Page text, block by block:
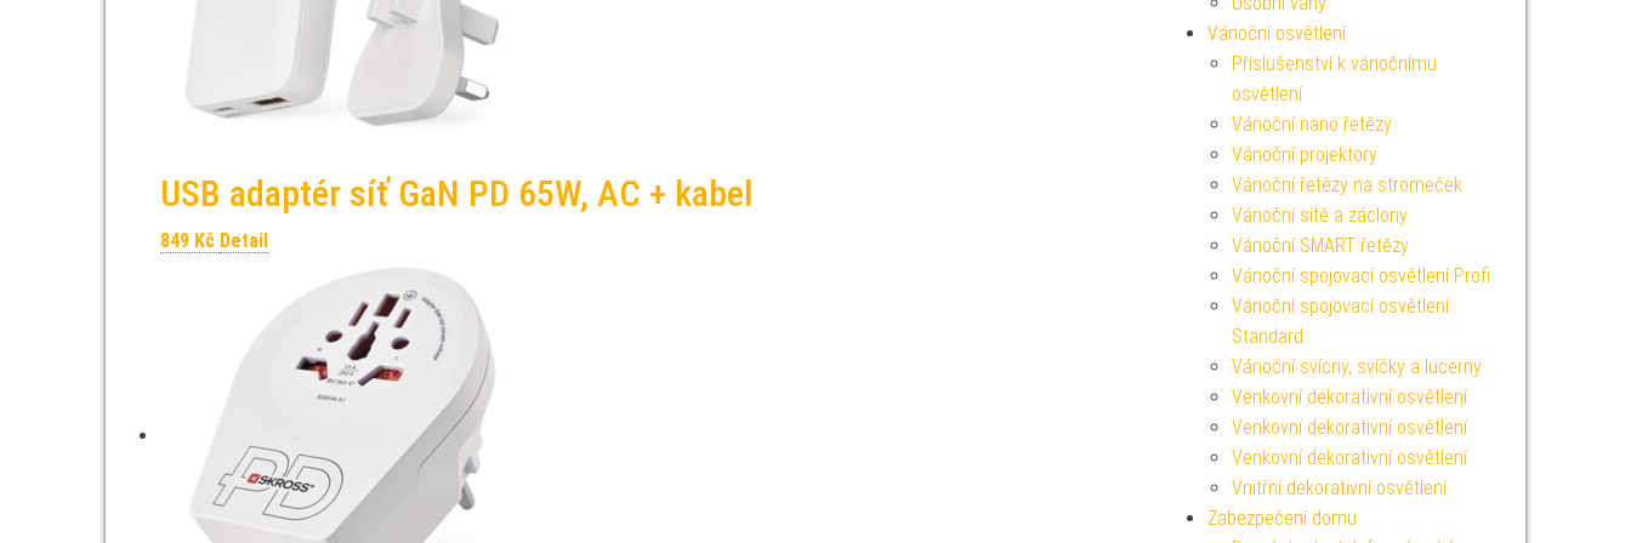
USB adaptér síť GaN PD 65W, AC + kabel
849 Kč Detail
Vánoční osvětlení
Příslušenství k vánočnímu
osvětlení
Vánoční nano řetězy
Vánoční projektory
Vánoční řetězy na stromeček
Vánoční sítě a záclony
Vánoční SMART řetězy
Vánoční spojovací osvětlení Profi
Vánoční spojovací osvětlení
Standard
Vánoční svícny, svíčky a lucerny
Venkovní dekorativní osvětlení
Venkovní dekorativní osvětlení
Venkovní dekorativní osvětlení
Vnitřní dekorativní osvětlení
Zabezpečení domu